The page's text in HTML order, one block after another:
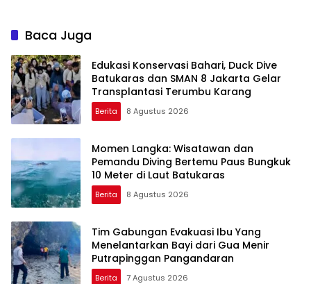
Baca Juga
Edukasi Konservasi Bahari, Duck Dive
Batukaras dan SMAN 8 Jakarta Gelar
Transplantasi Terumbu Karang
Berita 8 Agustus 2026
Momen Langka: Wisatawan dan
Pemandu Diving Bertemu Paus Bungkuk
10 Meter di Laut Batukaras
Berita 8 Agustus 2026
Tim Gabungan Evakuasi Ibu Yang
Menelantarkan Bayi dari Gua Menir
Putrapinggan Pangandaran
Berita 7 Agustus 2026